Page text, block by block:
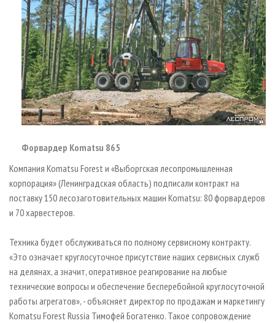
Форвардер Komatsu 865
Компания Komatsu Forest и «Выборгская лесопромышленная
корпорация» (Ленинградская область) подписали контракт на
поставку 150 лесозаготовительных машин Komatsu: 80 форвардеров
и 70 харвестеров.
Техника будет обслуживаться по полному сервисному контракту.
«Это означает круглосуточное присутствие наших сервисных служб
на делянах, а значит, оперативное реагирование на любые
технические вопросы и обеспечение бесперебойной круглосуточной
работы агрегатов», - объясняет директор по продажам и маркетингу
Komatsu Forest Russia Тимофей Богатенко. Такое сопровождение